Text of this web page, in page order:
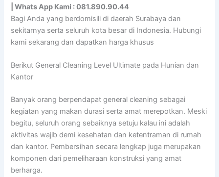
| Whats App Kami : 081.890.90.44
Bagi Anda yang berdomisili di daerah Surabaya dan
sekitarnya serta seluruh kota besar di Indonesia. Hubungi
kami sekarang dan dapatkan harga khusus
Berikut General Cleaning Level Ultimate pada Hunian dan
Kantor
Banyak orang berpendapat general cleaning sebagai
kegiatan yang makan durasi serta amat merepotkan. Meski
begitu, seluruh orang sebaiknya setuju kalau ini adalah
aktivitas wajib demi kesehatan dan ketentraman di rumah
dan kantor. Pembersihan secara lengkap juga merupakan
komponen dari pemeliharaan konstruksi yang amat
berharga.